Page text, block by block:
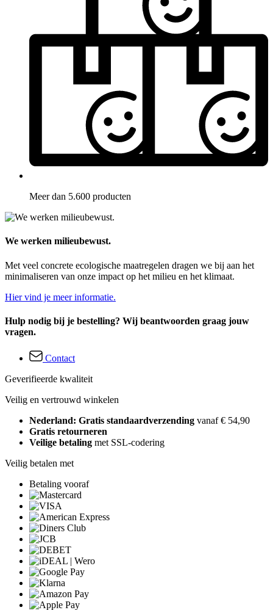
Meer dan 5.600 producten
We werken milieubewust.
Met veel concrete ecologische maatregelen dragen we bij aan het
minimaliseren van onze impact op het milieu en het klimaat.
Hier vind je meer informatie.
Hulp nodig bij je bestelling? Wij beantwoorden graag jouw
vragen.
Contact
Geverifieerde kwaliteit
Veilig en vertrouwd winkelen
Nederland: Gratis standaardverzending vanaf € 54,90
Gratis retourneren
Veilige betaling met SSL-codering
Veilig betalen met
Betaling vooraf